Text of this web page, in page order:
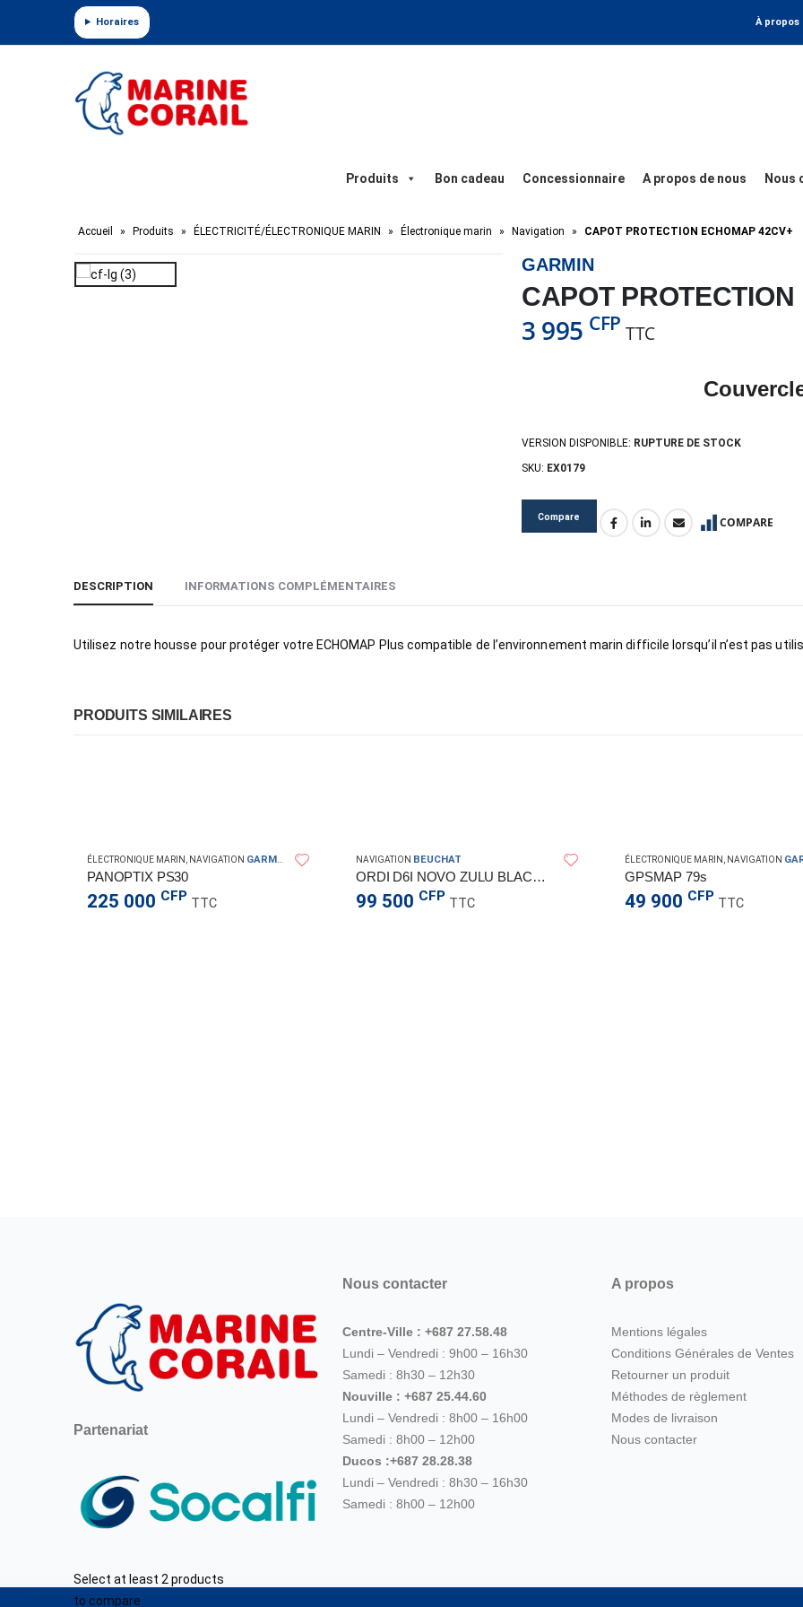
Horaires À propos
Produits Bon cadeau Concessionnaire A propos de nous Nous
Accueil » Produits » ÉLECTRICITÉ/ÉLECTRONIQUE MARIN » Électronique marin » Navigation » CAPOT PROTECTION ECHOMAP 42CV+
GARMIN
CAPOT
3 995 CFP TTC
VERSION DISPONIBLE: RUPTURE DE STOCK
SKU: EX0179
Compare COMPARE
DESCRIPTION INFORMATIONS COMPLÉMENTAIRES
Utilisez notre housse pour protéger votre ECHOMAP Plus compatible de l’environnement marin difficile lorsqu’il n’est pas
PRODUITS SIMILAIRES
MAGMAÉLECTRONIQUE MARIN NAVIGATION GARMIN
PANOPTIX PS30
225 000 CFP TTC
NAVIGATION BEUCHAT
ORDI D6I NOVO ZULU BLACK W/US
99 500 CFP TTC
ÉLECTRONIQUE MARIN NAVIGATION
GPSMAP 79s
49 900 CFP TTC
Partenariat
Nous contacter
Centre-Ville : +687 27.58.48
Lundi – Vendredi : 9h00 – 16h30
Samedi : 8h30 – 12h30
Nouville : +687 25.44.60
Lundi – Vendredi : 8h00 – 16h00
Samedi : 8h00 – 12h00
Ducos :+687 28.28.38
Lundi – Vendredi : 8h30 – 16h30
Samedi : 8h00 – 12h00
A propos
Mentions légales
Conditions Générales de Ventes
Retourner un produit
Méthodes de règlement
Modes de livraison
Nous contacter
Select at least 2 products
to compare
Panneau de gestion des cookies